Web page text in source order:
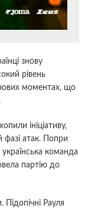
знову
рівень
моментах, що
ініціативу,
фазі атак. Попри
команда
партію до
Рауля